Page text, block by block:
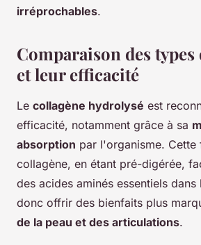
irréprochables.
Comparaison des types
et leur efficacité
Le collagène hydrolysé est
efficacité, notamment grâce à sa
absorption par l'organisme. Cette
collagène, en étant pré-digérée,
des acides aminés essentiels
donc offrir des bienfaits plus
de la peau et des articulations.